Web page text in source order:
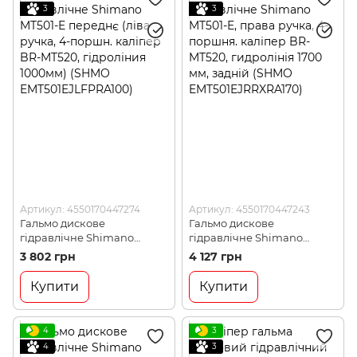
3
Артикул: 4550170447274
Гальмо дискове
гідравлічне Shimano
MT501-E переднє (ліва
ручка, 4-поршн. каліпер
BR-MT520, гідроліния
1000мм) (SHMO
EMT501EJLFPRA100)
3 802 грн
Купити
3
Артикул: 4550170447243
Гальмо дискове
гідравлічне Shimano
MT501-E, права ручка, 4-
поршня. каліпер BR-
MT520, гидролінія 1700 мм,
задній (SHMO
EMT501EJRRXRA170)
4 127 грн
Купити
4
4
3
3